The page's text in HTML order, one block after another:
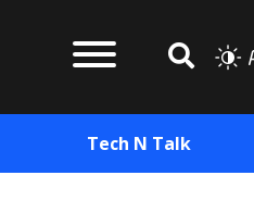
Tech N Talk